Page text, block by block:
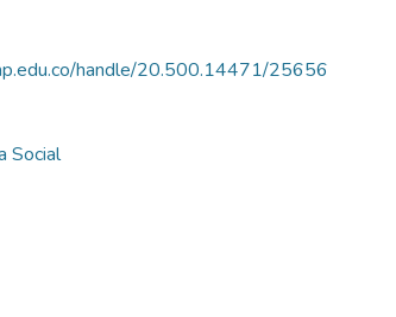
handle/20.500.14471/25656
Social